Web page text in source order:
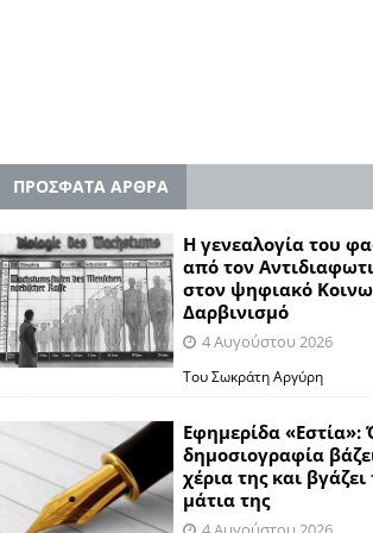
ΠΡΟΣΦΑΤΑ ΑΡΘΡΑ
Η γενεαλογία του
από τον
στον ψηφιακό
Δαρβινισμό
4 Αυγούστου 2026
Του Σωκράτη Αργύρη
Εφημερίδα «Εστία»:
δημοσιογραφία
χέρια της και βγάζει
μάτια της